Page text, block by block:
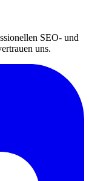
SEO- und
uns.